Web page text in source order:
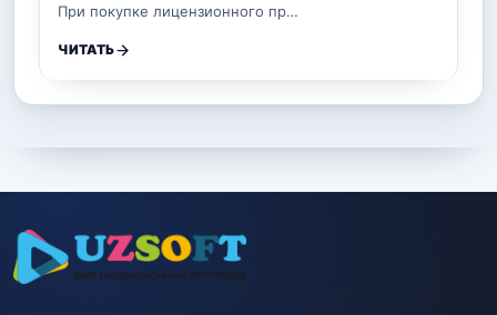
При покупке лицензионного пр…
ЧИТАТЬ